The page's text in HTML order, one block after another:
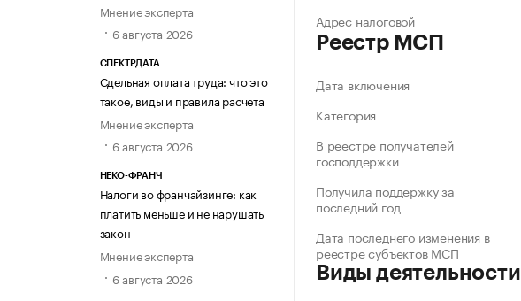
Мнение эксперта
6 августа 2026
СПЕКТРДАТА
Сдельная оплата труда: что это
такое, виды и правила расчета
Мнение эксперта
6 августа 2026
НЕКО-ФРАНЧ
Налоги во франчайзинге: как
платить меньше и не нарушать
закон
Мнение эксперта
6 августа 2026
Адрес налоговой
Реестр МСП
Дата включения
Категория
В реестре получателей
господдержки
Получила поддержку за
последний год
Дата последнего изменения в
реестре субъектов МСП
Виды деятельности